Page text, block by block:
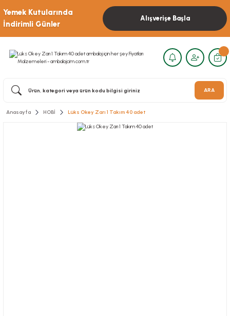
Yemek Kutularında
İndirimli Günler
Alışverişe Başla
ARA
Anasayfa HOBİ Lüks Okey Zarı 1 Takım 40 adet